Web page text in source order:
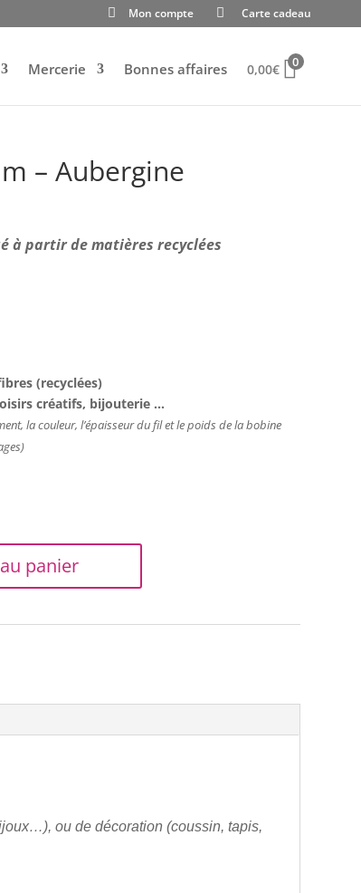
Carte cadeau
Mon compte
Mercerie Bonnes affaires 0,00€ 0
– Aubergine
à partir de matières recyclées
(recyclées)
créatifs, bijouterie …
la couleur, l’épaisseur du fil et le poids de la bobine
panier
ou de décoration (coussin, tapis,